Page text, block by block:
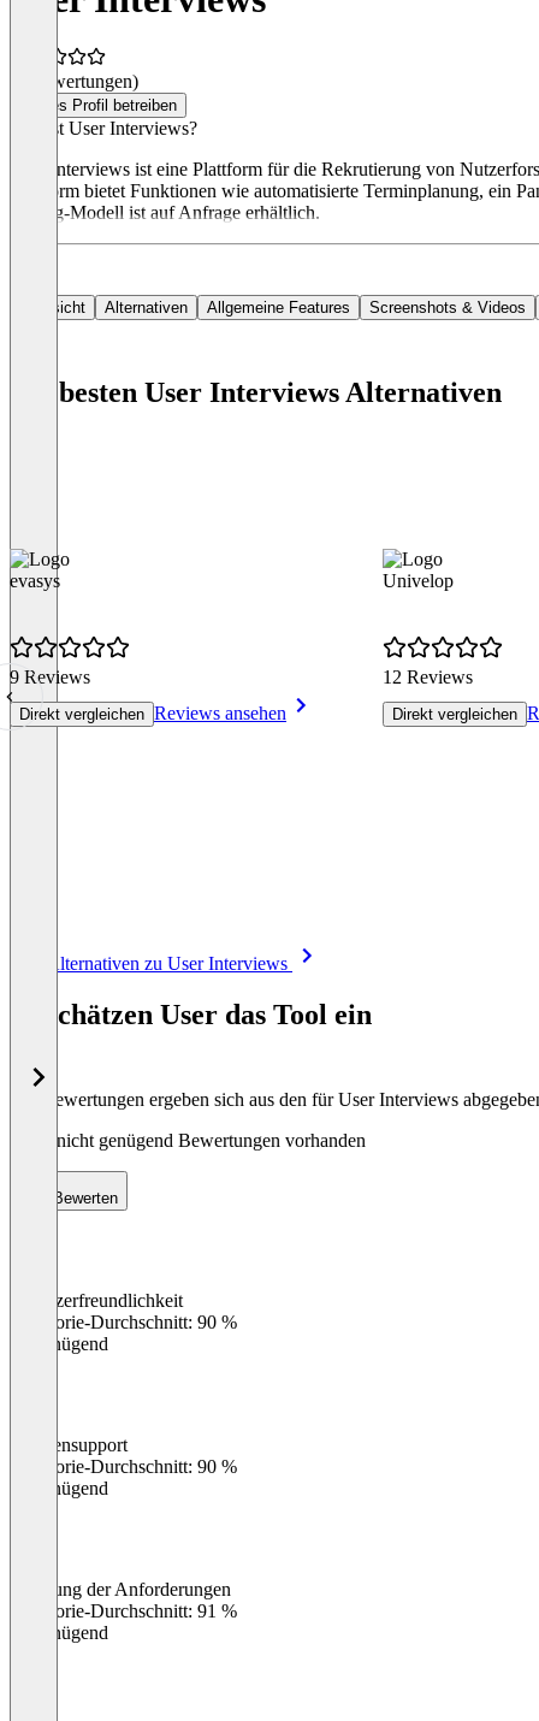
(0 Bewertungen)
Dieses Profil betreiben
Was ist User Interviews?
User Interviews ist eine Plattform für die Rekrutierung von
Plattform bietet Funktionen wie automatisierte Terminplanung, ein
Pricing-Modell ist auf Anfrage erhältlich.
Übersicht Alternativen Allgemeine Features Screenshots & Videos
Die besten User Interviews Alternativen
evasys
9 Reviews
Direkt vergleichen Reviews ansehen
Univelop
12 Reviews
Direkt vergleichen
Alle Alternativen zu User Interviews
So schätzen User das Tool ein
Die Bewertungen ergeben sich aus den für User Interviews
Noch nicht genügend Bewertungen vorhanden
Bewerten
Benutzerfreundlichkeit
Kategorie-Durchschnitt: 90 %
Ungenügend
Kundensupport
Kategorie-Durchschnitt: 90 %
Ungenügend
Erfüllung der Anforderungen
Kategorie-Durchschnitt: 91 %
Ungenügend